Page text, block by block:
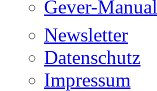
Gever-Manual
Newsletter
Datenschutz
Impressum